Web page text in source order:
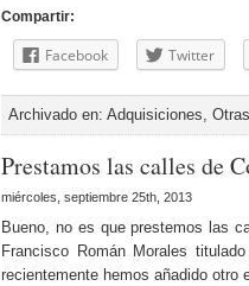
Compartir:
Facebook Twitter
Archivado en: Adquisiciones,
Prestamos las calles de
miércoles, septiembre 25th, 2013
Bueno, no es que prestemos las
Francisco Román Morales
recientemente hemos añadido otro